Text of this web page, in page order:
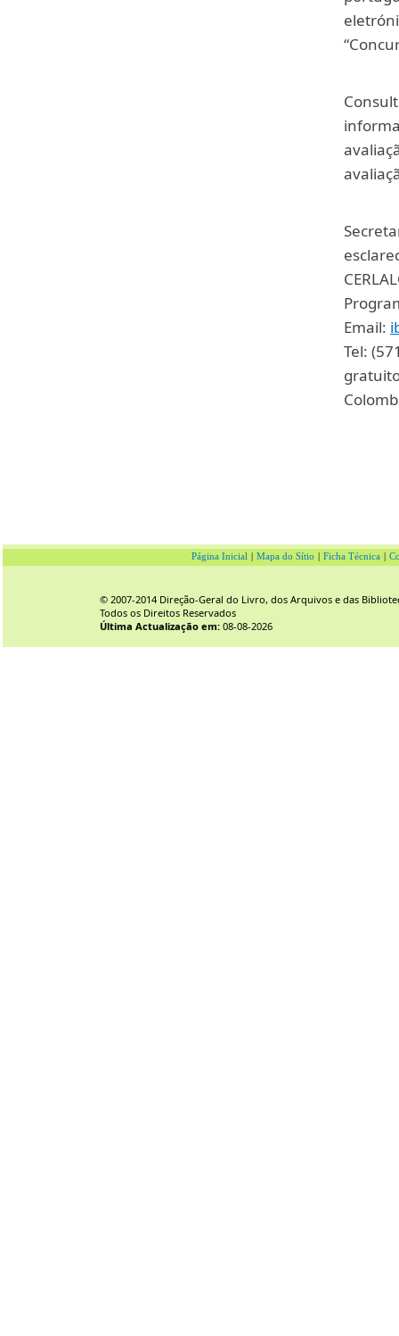
Email:
Tel:
Página Inicial Mapa do Sítio Ficha Técnica
© 2007-2014 Direção-Geral do Livro, dos Arquivos e das
Todos os Direitos Reservados
Última Actualização em: 08-08-2026